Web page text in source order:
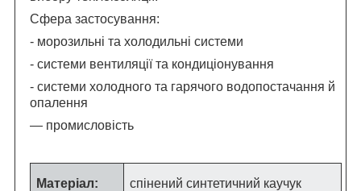
Сфера застосування:
- морозильні та холодильні системи
- системи вентиляції та кондиціонування
- системи холодного та гарячого водопостачання й
опалення
— промисловість
Матеріал:
спінений синтетичний каучук